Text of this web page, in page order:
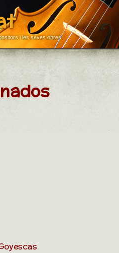
i les seves obres